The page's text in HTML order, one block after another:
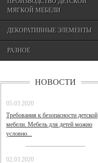
МЯГКОЙ МЕБЕЛИ
ДЕКОРАТИВНЫЕ ЭЛЕМЕНТЫ
РАЗНОЕ
НОВОСТИ
05.03.2020
Требования к безопасности детской
мебели. Мебель для детей можно
условно...
02.03.2020